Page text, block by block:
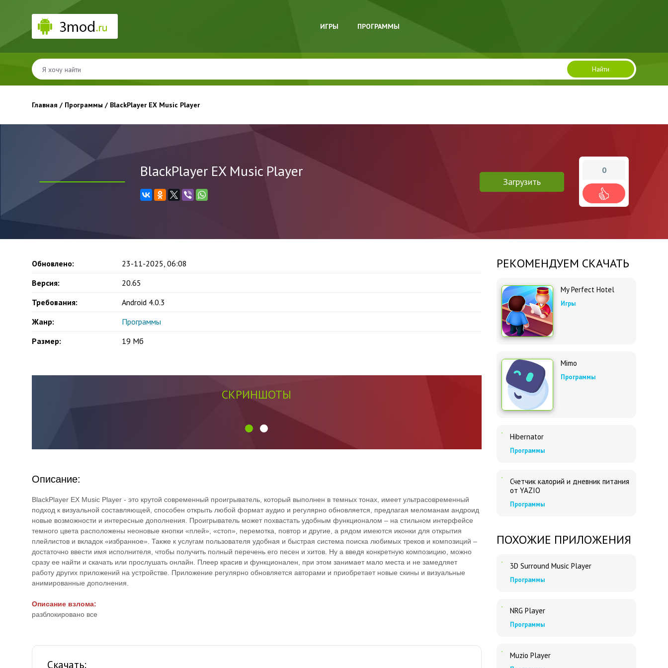
ИГРЫ ПРОГРАММЫ
Найти
Главная / Программы / BlackPlayer EX Music Player
BlackPlayer EX Music Player
Загрузить
0
Обновлено:
23-11-2025, 06:08
Версия:
20.65
Требования:
Android 4.0.3
Жанр:
Программы
Размер:
19 Мб
СКРИНШОТЫ
Описание:
BlackPlayer EX Music Player - это крутой современный проигрыватель, который выполнен в темных тонах, имеет ультрасовременный
подход к визуальной составляющей, способен открыть любой формат аудио и регулярно обновляется, предлагая меломанам андроид
новые возможности и интересные дополнения. Проигрыватель может похвастать удобным функционалом – на стильном интерфейсе
темного цвета расположены неоновые кнопки «плей», «стоп», перемотка, повтор и другие, а рядом имеются иконки для открытия
плейлистов и вкладок «избранное». Также к услугам пользователя удобная и быстрая система поиска любимых треков и композиций –
достаточно ввести имя исполнителя, чтобы получить полный перечень его песен и хитов. Ну а введя конкретную композицию, можно
сразу ее найти и скачать или прослушать онлайн. Плеер красив и функционален, при этом занимает мало места и не замедляет
работу других приложений на устройстве. Приложение регулярно обновляется авторами и приобретает новые скины и визуальные
анимированные дополнения.
Описание взлома:
разблокировано все
Скачать:
РЕКОМЕНДУЕМ СКАЧАТЬ
My Perfect Hotel
Игры
Mimo
Программы
Hibernator
Программы
Счетчик калорий и дневник питания
от YAZIO
Программы
ПОХОЖИЕ ПРИЛОЖЕНИЯ
3D Surround Music Player
Программы
NRG Player
Программы
Muzio Player